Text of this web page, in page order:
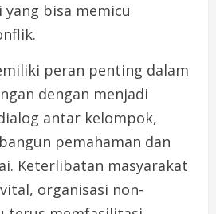
bisa memicu
peran penting dalam
dengan menjadi
antar kelompok,
pemahaman dan
Keterlibatan masyarakat
organisasi non-